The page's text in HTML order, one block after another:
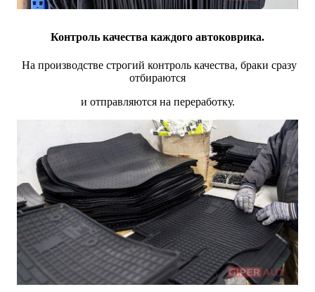
Контроль качества каждого автоковрика.
На производстве строгий контроль качества, браки сразу
отбираются
и отправляются на переработку.